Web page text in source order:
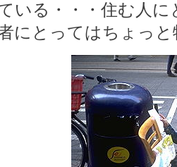
いる・・・住む人
にとってはちょっ